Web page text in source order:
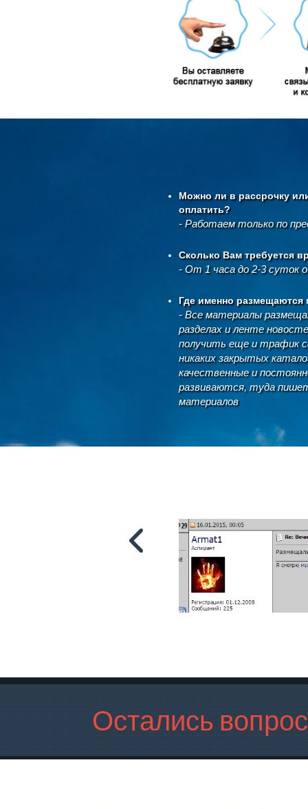
Можно ли в рассрочку
оплатить?
- Работаем только по
Сколько Вам требуется
- От 1 часа до 2-3 суток
Где именно размещаются
- Все материалы
разделах и ленте
получить еще и трафик
никаких закрытых
качественные и
развиваются, туда
материалов
Остались